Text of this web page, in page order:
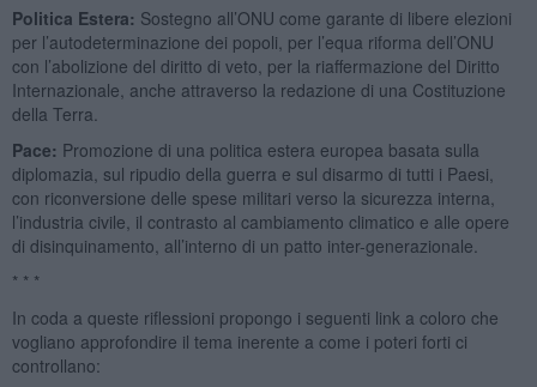
Politica Estera: Sostegno all’ONU come garante di libere elezioni
per l’autodeterminazione dei popoli, per l’equa riforma dell’ONU
con l’abolizione del diritto di veto, per la riaffermazione del Diritto
Internazionale, anche attraverso la redazione di una Costituzione
della Terra.
Pace: Promozione di una politica estera europea basata sulla
diplomazia, sul ripudio della guerra e sul disarmo di tutti i Paesi,
con riconversione delle spese militari verso la sicurezza interna,
l’industria civile, il contrasto al cambiamento climatico e alle opere
di disinquinamento, all’interno di un patto inter-generazionale.
* * *
In coda a queste riflessioni propongo i seguenti link a coloro che
vogliano approfondire il tema inerente a come i poteri forti ci
controllano: